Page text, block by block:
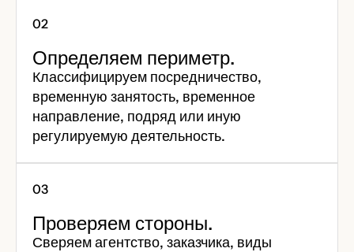
Определяем периметр.
Классифицируем посредничество,
временную занятость, временное
направление, подряд или иную
регулируемую деятельность.
Проверяем стороны.
Сверяем агентство, заказчика, виды